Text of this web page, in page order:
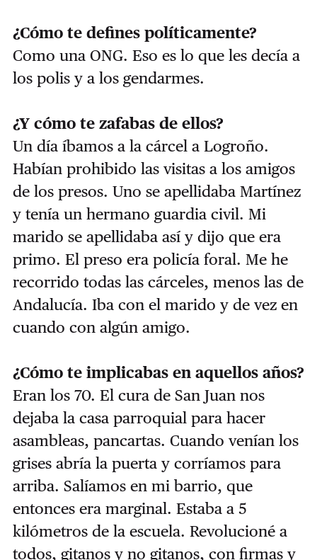
¿Cómo te defines políticamente?
Como una ONG. Eso es lo que les decía a
los polis y a los gendarmes.
¿Y cómo te zafabas de ellos?
Un día íbamos a la cárcel a Logroño.
Habían prohibido las visitas a los amigos
de los presos. Uno se apellidaba Martínez
y tenía un hermano guardia civil. Mi
marido se apellidaba así y dijo que era
primo. El preso era policía foral. Me he
recorrido todas las cárceles, menos las de
Andalucía. Iba con el marido y de vez en
cuando con algún amigo.
¿Cómo te implicabas en aquellos años?
Eran los 70. El cura de San Juan nos
dejaba la casa parroquial para hacer
asambleas, pancartas. Cuando venían los
grises abría la puerta y corríamos para
arriba. Salíamos en mi barrio, que
entonces era marginal. Estaba a 5
kilómetros de la escuela. Revolucioné a
todos, gitanos y no gitanos, con firmas y